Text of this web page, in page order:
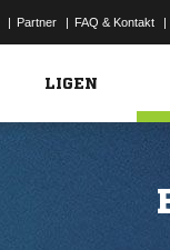
| Partner | FAQ & Kontakt |
LIGEN